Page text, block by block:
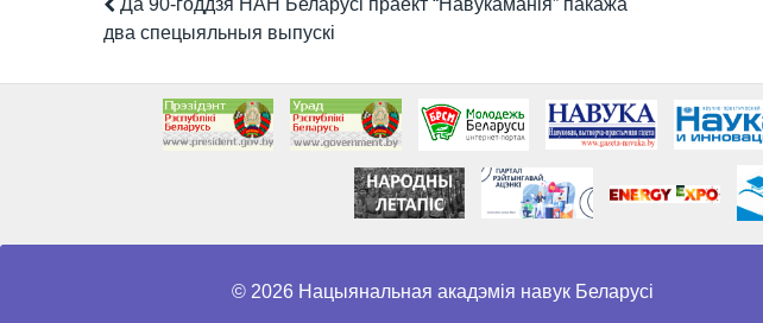
два спецыяльныя выпускі
© 2026 Нацыянальная акадэмія навук Беларусі